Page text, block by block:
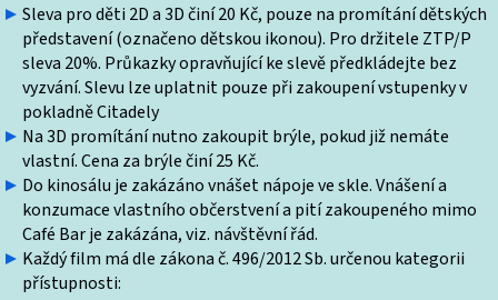
Sleva pro děti 2D a 3D činí 20 Kč, pouze na promítání dětských
představení (označeno dětskou ikonou). Pro držitele ZTP/P
sleva 20%. Průkazky opravňující ke slevě předkládejte bez
vyzvání. Slevu lze uplatnit pouze při zakoupení vstupenky v
pokladně Citadely
Na 3D promítání nutno zakoupit brýle, pokud již nemáte
vlastní. Cena za brýle činí 25 Kč.
Do kinosálu je zakázáno vnášet nápoje ve skle. Vnášení a
konzumace vlastního občerstvení a pití zakoupeného mimo
Café Bar je zakázána, viz. návštěvní řád.
Každý film má dle zákona č. 496/2012 Sb. určenou kategorii
přístupnosti: